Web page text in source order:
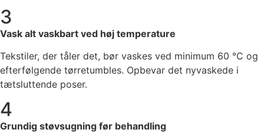
3
Vask alt vaskbart ved høj temperature
Tekstiler, der tåler det, bør vaskes ved minimum 60 °C og
efterfølgende tørretumbles. Opbevar det nyvaskede i
tætsluttende poser.
4
Grundig støvsugning før behandling